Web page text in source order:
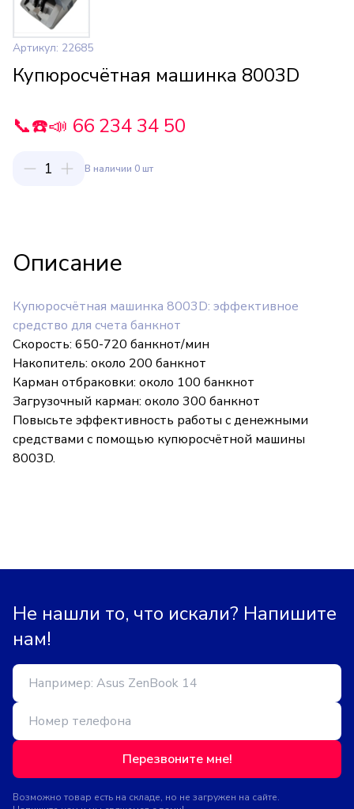
Артикул: 22685
Купюросчётная машинка 8003D
📞☎️📣 66 234 34 50
1 В наличии 0 шт
Описание
Купюросчётная машинка 8003D: эффективное
средство для счета банкнот
Скорость: 650-720 банкнот/мин
Накопитель: около 200 банкнот
Карман отбраковки: около 100 банкнот
Загрузочный карман: около 300 банкнот
Повысьте эффективность работы с денежными
средствами с помощью купюросчётной машины
8003D.
Не нашли то, что искали? Напишите
нам!
Перезвоните мне!
Возможно товар есть на складе, но не загружен на сайте.